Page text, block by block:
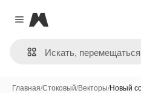
Close menu
Magnific
Главная/Стоковый/Векторы/Новый